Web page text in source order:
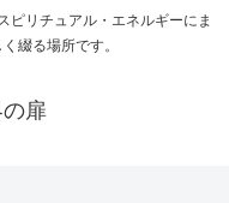
リチュアル・エネルギーにま
綴る場所です。
扉